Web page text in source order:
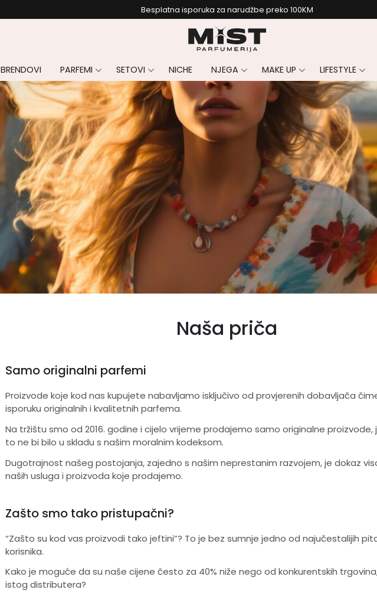
Besplatna isporuka za narudžbe preko 100KM
BRENDOVI PARFEMI SETOVI NICHE NJEGA MAKE UP LIFESTYLE
Naša priča
Samo originalni parfemi
Proizvode koje kod nas kupujete nabavljamo isključivo od provjerenih dobavljača
isporuku originalnih i kvalitetnih parfema.
Na tržištu smo od 2016. godine i cijelo vrijeme prodajemo samo originalne
to ne bi bilo u skladu s našim moralnim kodeksom.
Dugotrajnost našeg postojanja, zajedno s našim neprestanim razvojem, je dokaz
naših usluga i proizvoda koje prodajemo.
Zašto smo tako pristupačni?
“Zašto su kod vas proizvodi tako jeftini”? To je bez sumnje jedno od najučestalijih
korisnika.
Kako je moguće da su naše cijene često za 40% niže nego od konkurentskih
istog distributera?